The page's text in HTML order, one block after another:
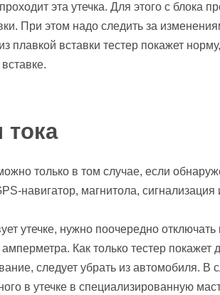
эта утечка. Для этого с блока
При этом надо следить за
плавкой вставки тестер покажет норму,
тока
только в том случае, если
навигатор, магнитола, сигнализация
утечке, нужно поочередно
Как только тестер покажет
следует убрать из автомобиля. В
в утечке в специализированную